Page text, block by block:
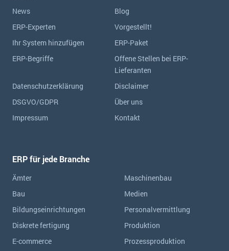
News
Blog
ERP-Experten
Vorgestellt!
Ihr System hinzufügen
ERP-Paket
ERP-Begriffe
Offene Stellen bei ERP-
Lieferanten
Datenschutzerklärung
Disclaimer
DSGVO/GDPR
Über uns
Impressum
Kontakt
ERP für jede Branche
Ämter
Bau
Bildungseinrichtungen
Diskrete fertigung
E-commerce
Maschinenbau
Medien
Personalvermittlung
Produktion
Prozessproduktion